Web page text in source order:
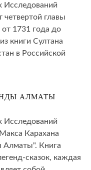
Исследований
четвертой главы
от 1731 года до
книги Султана
в Российской
АЛМАТЫ
Исследований
Карахана
Алматы". Книга
сказок, каждая